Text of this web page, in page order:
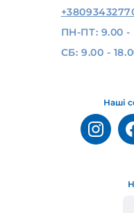
Наші
ПН-ПТ: 9.00 -
СБ: 9.00 -